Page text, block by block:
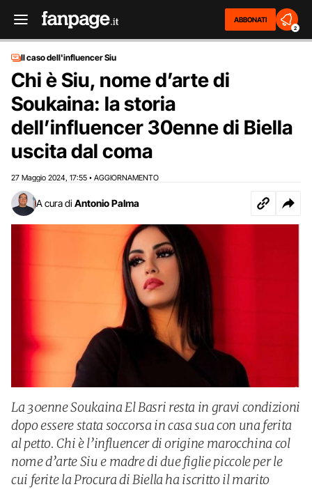
ABBONATI
2
Il caso dell'influencer Siu
Chi è Siu, nome d’arte di
Soukaina: la storia
dell’influencer 30enne di Biella
uscita dal coma
27 Maggio 2024 17:55 • AGGIORNAMENTO
A cura di Antonio Palma
La 30enne Soukaina El Basri resta in gravi condizioni
dopo essere stata soccorsa in casa sua con una ferita
al petto. Chi è l’influencer di origine marocchina col
nome d’arte Siu e madre di due figlie piccole per le
cui ferite la Procura di Biella ha iscritto il marito